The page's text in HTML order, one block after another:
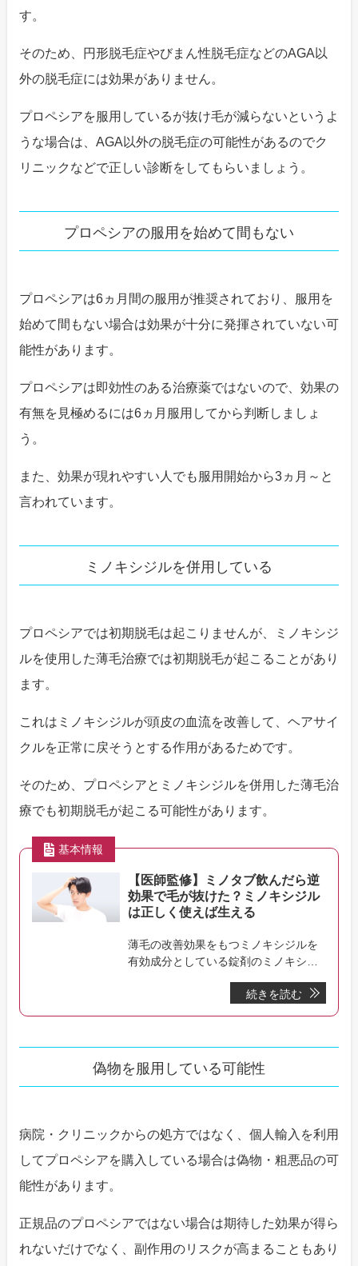
す。
そのため、円形脱毛症やびまん性脱毛症などのAGA以
外の脱毛症には効果がありません。
プロペシアを服用しているが抜け毛が減らないというよ
うな場合は、AGA以外の脱毛症の可能性があるのでク
リニックなどで正しい診断をしてもらいましょう。
プロペシアの服用を始めて間もない
プロペシアは6ヵ月間の服用が推奨されており、服用を
始めて間もない場合は効果が十分に発揮されていない可
能性があります。
プロペシアは即効性のある治療薬ではないので、効果の
有無を見極めるには6ヵ月服用してから判断しましょ
う。
また、効果が現れやすい人でも服用開始から3ヵ月～と
言われています。
ミノキシジルを併用している
プロペシアでは初期脱毛は起こりませんが、ミノキシジ
ルを使用した薄毛治療では初期脱毛が起こることがあり
ます。
これはミノキシジルが頭皮の血流を改善して、ヘアサイ
クルを正常に戻そうとする作用があるためです。
そのため、プロペシアとミノキシジルを併用した薄毛治
療でも初期脱毛が起こる可能性があります。
基本情報
【医師監修】ミノタブ飲んだら逆
効果で毛が抜けた？ミノキシジル
は正しく使えば生える
薄毛の改善効果をもつミノキシジルを
有効成分としている錠剤のミノキシジ
初期脱毛や効果的に使う方法を解説し
続きを読む
偽物を服用している可能性
病院・クリニックからの処方ではなく、個人輸入を利用
してプロペシアを購入している場合は偽物・粗悪品の可
能性があります。
正規品のプロペシアではない場合は期待した効果が得ら
れないだけでなく、副作用のリスクが高まることもあり